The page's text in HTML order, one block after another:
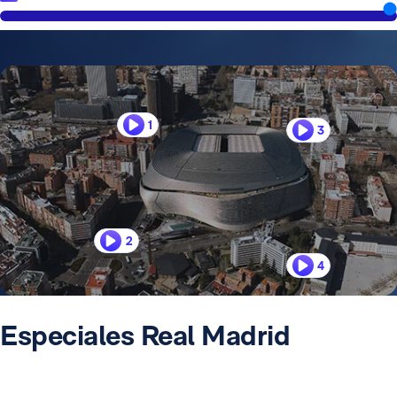
1
2
3
4
Especiales Real Madrid